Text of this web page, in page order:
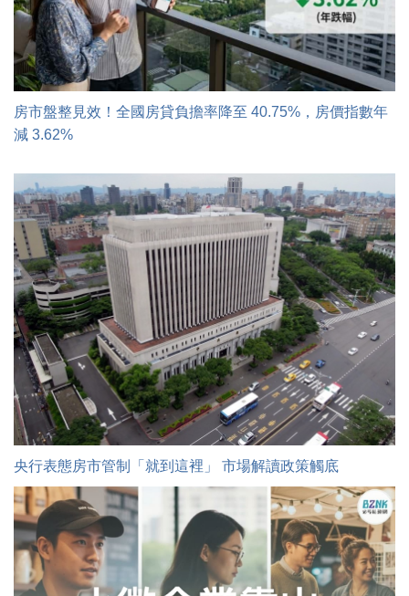
房市盤整見效！全國房貸負擔率降至 40.75%，房價指數年
減 3.62%
央行表態房市管制「就到這裡」 市場解讀政策觸底